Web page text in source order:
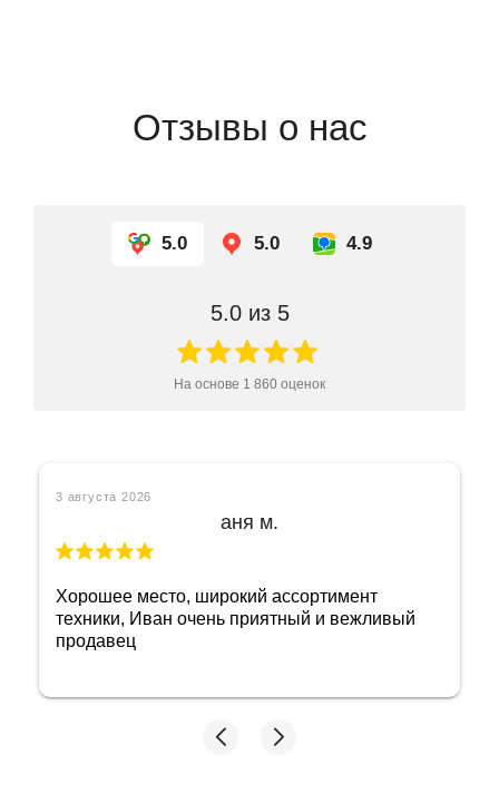
Отзывы о нас
5.0 5.0 4.9
5.0из 5
На основе 1 860 оценок
3 августа 2026
аня м.
Хорошее место, широкий ассортимент
техники, Иван очень приятный и вежливый
продавец